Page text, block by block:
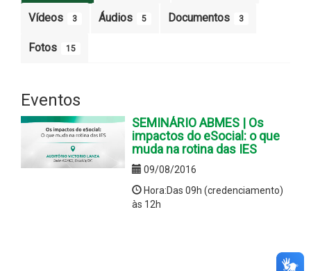
Vídeos 3 Áudios 5 Documentos 3
Fotos 15
Eventos
SEMINÁRIO ABMES | Os
impactos do eSocial: o que
muda na rotina das IES
09/08/2016
Hora:Das 09h (credenciamento)
às 12h